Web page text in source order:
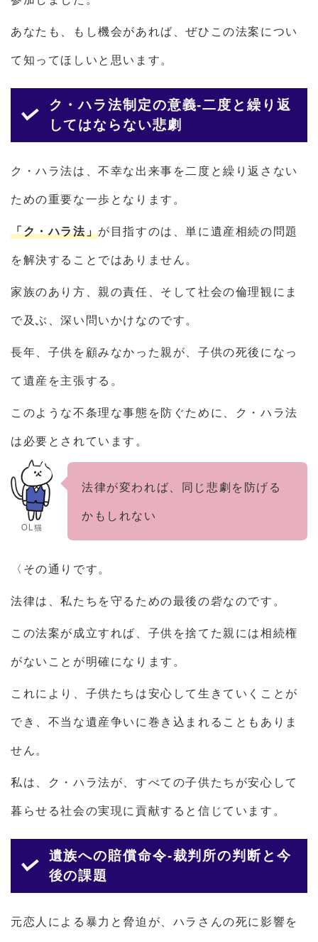
あなたも、もし機会があれば、ぜひこの法案につい
て知ってほしいと思います。
ク・ハラ法制定の意義-二度と繰り返
してはならない悲劇
ク・ハラ法は、不幸な出来事を二度と繰り返さない
ための重要な一歩となります。
「ク・ハラ法」が目指すのは、単に遺産相続の問題
を解決することではありません。
家族のあり方、親の責任、そして社会の倫理観にま
で及ぶ、深い問いかけなのです。
長年、子供を顧みなかった親が、子供の死後になっ
て遺産を主張する。
このような不条理な事態を防ぐために、ク・ハラ法
は必要とされています。
OL猫
法律が変われば、同じ悲劇を防げる
かもしれない
〈その通りです。
法律は、私たちを守るための最後の砦なのです。
この法案が成立すれば、子供を捨てた親には相続権
がないことが明確になります。
これにより、子供たちは安心して生きていくことが
でき、不当な遺産争いに巻き込まれることもありま
せん。
私は、ク・ハラ法が、すべての子供たちが安心して
暮らせる社会の実現に貢献すると信じています。
遺族への賠償命令-裁判所の判断と今
後の課題
元恋人による暴力と脅迫が、ハラさんの死に影響を